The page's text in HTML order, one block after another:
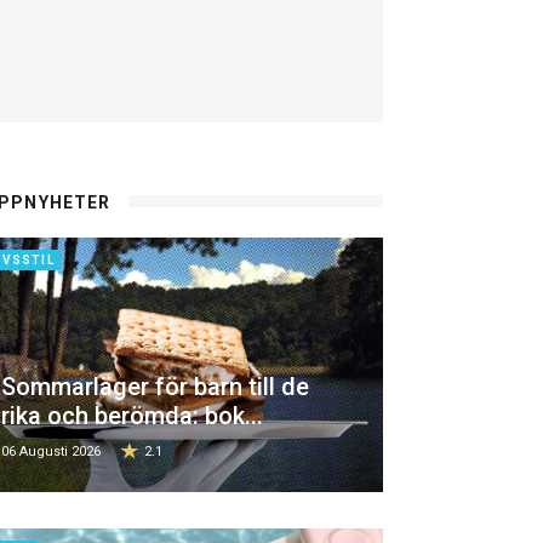
Sommarläger för barn till de
rika och berömda: bok...
06 Augusti 2026 2.1